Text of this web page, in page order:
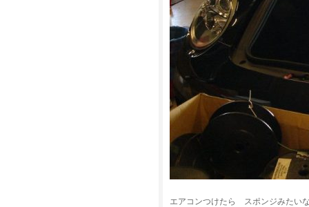
エアコンつけたら スポンジみたい